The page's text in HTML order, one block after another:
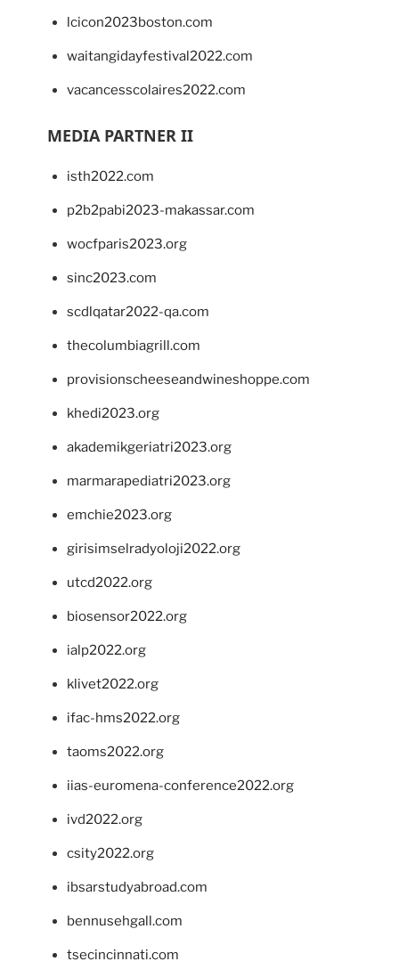
lcicon2023boston.com
waitangidayfestival2022.com
vacancesscolaires2022.com
MEDIA PARTNER II
isth2022.com
p2b2pabi2023-makassar.com
wocfparis2023.org
sinc2023.com
scdlqatar2022-qa.com
thecolumbiagrill.com
provisionscheeseandwineshoppe.com
khedi2023.org
akademikgeriatri2023.org
marmarapediatri2023.org
emchie2023.org
girisimselradyoloji2022.org
utcd2022.org
biosensor2022.org
ialp2022.org
klivet2022.org
ifac-hms2022.org
taoms2022.org
iias-euromena-conference2022.org
ivd2022.org
csity2022.org
ibsarstudyabroad.com
bennusehgall.com
tsecincinnati.com